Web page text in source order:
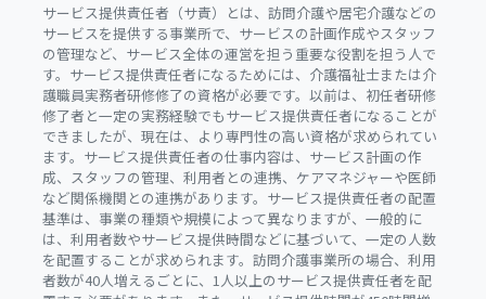
サービス提供責任者（サ責）とは、訪問介護や居宅介護などの
サービスを提供する事業所で、サービスの計画作成やスタッフ
の管理など、サービス全体の運営を担う重要な役割を担う人で
す。サービス提供責任者になるためには、介護福祉士または介
護職員実務者研修修了の資格が必要です。以前は、初任者研修
修了者と一定の実務経験でもサービス提供責任者になることが
できましたが、現在は、より専門性の高い資格が求められてい
ます。サービス提供責任者の仕事内容は、サービス計画の作
成、スタッフの管理、利用者との連携、ケアマネジャーや医師
など関係機関との連携があります。サービス提供責任者の配置
基準は、事業の種類や規模によって異なりますが、一般的に
は、利用者数やサービス提供時間などに基づいて、一定の人数
を配置することが求められます。訪問介護事業所の場合、利用
者数が40人増えるごとに、1人以上のサービス提供責任者を配